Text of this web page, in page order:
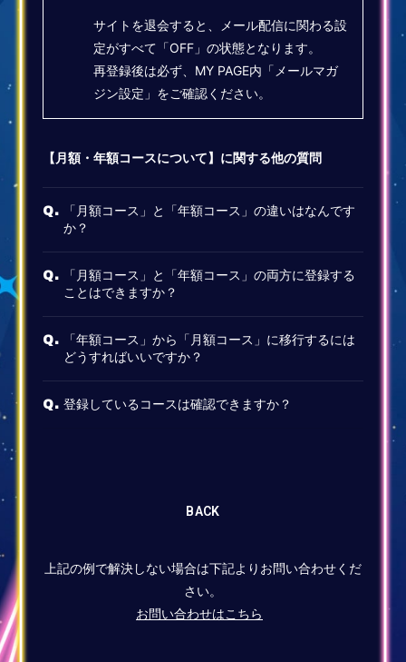
サイトを退会すると、メール配信に関わる設
定がすべて「OFF」の状態となります。
再登録後は必ず、MY PAGE内「メールマガ
ジン設定」をご確認ください。
【月額・年額コースについて】に関する他の質問
Q.
「月額コース」と「年額コース」の違いはなんです
か？
Q.
「月額コース」と「年額コース」の両方に登録する
ことはできますか？
Q.
「年額コース」から「月額コース」に移行するには
どうすればいいですか？
Q. 登録しているコースは確認できますか？
BACK
上記の例で解決しない場合は下記よりお問い合わせくだ
さい。
お問い合わせはこちら